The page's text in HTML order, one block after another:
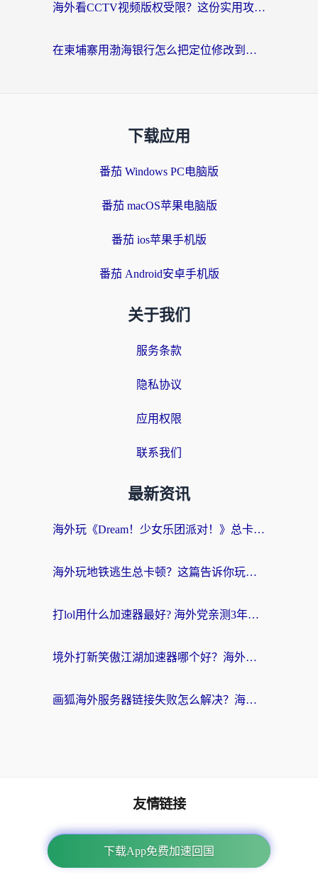
海外看CCTV视频版权受限？这份实用攻略帮你解锁国内影视+解决足球直播&政务APP难题
在柬埔寨用渤海银行怎么把定位修改到中国国内？3招解决海外生活的“数字乡愁”
下载应用
番茄 Windows PC电脑版
番茄 macOS苹果电脑版
番茄 ios苹果手机版
番茄 Android安卓手机版
关于我们
服务条款
隐私协议
应用权限
联系我们
最新资讯
海外玩《Dream！少女乐团派对！》总卡顿？加速器到底能不能用？一篇指南解决你的国服游戏难题
海外玩地铁逃生总卡顿？这篇告诉你玩地铁逃生用什么加速器好,比较好
打lol用什么加速器最好? 海外党亲测3年的国服游戏加速终极攻略
境外打新笑傲江湖加速器哪个好？海外玩家国服畅玩全攻略（附实测推荐）
画狐海外服务器链接失败怎么解决？海外玩家国服游戏加速器终极指南
下载App免费加速回国
友情链接
下载App免费加速回国